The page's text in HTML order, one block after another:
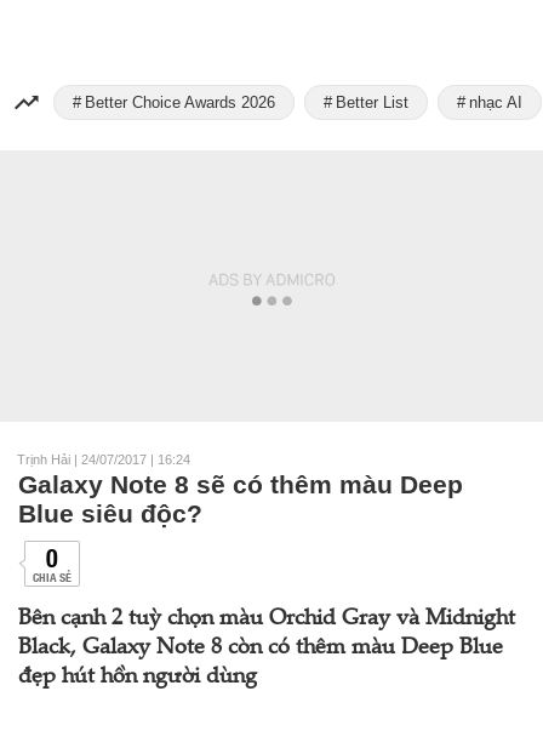
Better Choice Awards 2026 Better List nhạc AI
Trịnh Hải | 24/07/2017 | 16:24
Galaxy Note 8 sẽ có thêm màu Deep
Blue siêu độc?
0
CHIA SẺ
Bên cạnh 2 tuỳ chọn màu Orchid Gray và Midnight
Black, Galaxy Note 8 còn có thêm màu Deep Blue
đẹp hút hồn người dùng